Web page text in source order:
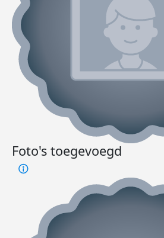
Foto's toegevoegd